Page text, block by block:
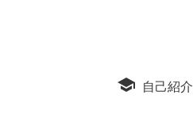
自己紹介